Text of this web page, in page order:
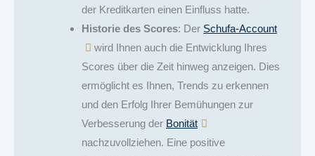
der Kreditkarten einen Einfluss hatte.
Historie des Scores: Der Schufa-Account
wird Ihnen auch die Entwicklung Ihres
Scores über die Zeit hinweg anzeigen. Dies
ermöglicht es Ihnen, Trends zu erkennen
und den Erfolg Ihrer Bemühungen zur
Verbesserung der Bonität
nachzuvollziehen. Eine positive